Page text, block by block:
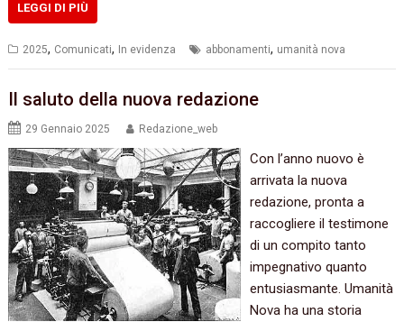
LEGGI DI PIÙ
2025, Comunicati, In evidenza abbonamenti, umanità nova
Il saluto della nuova redazione
29 Gennaio 2025 Redazione_web
Con l’anno nuovo è
arrivata la nuova
redazione, pronta a
raccogliere il testimone
di un compito tanto
impegnativo quanto
entusiasmante. Umanità
Nova ha una storia